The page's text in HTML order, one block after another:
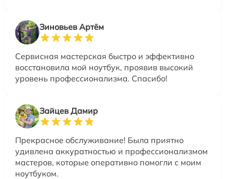
Зиновьев Артём
Сервисная мастерская быстро и эффективно
восстановила мой ноутбук, проявив высокий
уровень профессионализма. Спасибо!
Зайцев Дамир
Прекрасное обслуживание! Была приятно
удивлена аккуратностью и профессионализмом
мастеров, которые оперативно помогли с моим
ноутбуком.